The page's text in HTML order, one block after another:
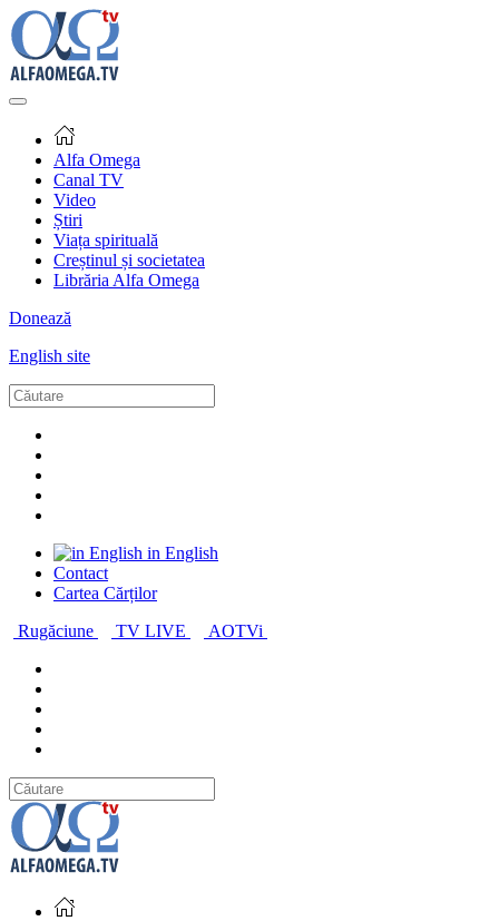
Alfa Omega
Canal TV
Video
Știri
Viața spirituală
Creștinul și societatea
Librăria Alfa Omega
Donează
English site
in English
Contact
Cartea Cărților
Rugăciune
TV LIVE AOTVi